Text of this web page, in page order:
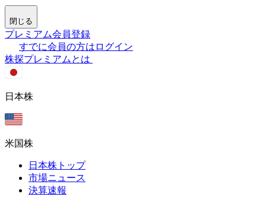
閉じる
プレミアム会員登録
すでに会員の方はログイン
株探プレミアムとは
日本株
米国株
日本株トップ
市場ニュース
決算速報